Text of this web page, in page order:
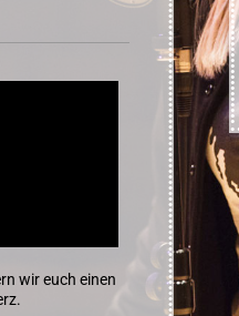
wir euch einen